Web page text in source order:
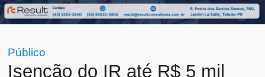
Público
Isenção do IR até R$ 5 mil